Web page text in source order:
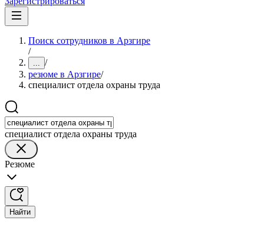
Поиск сотрудников в Арзгире
/
... /
резюме в Арзгире/
специалист отдела охраны труда
специалист отдела охраны труда
Резюме
Найти